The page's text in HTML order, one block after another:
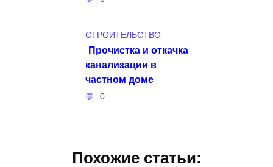
СТРОИТЕЛЬСТВО
Прочистка и откачка
канализации в
частном доме
0
Похожие статьи: